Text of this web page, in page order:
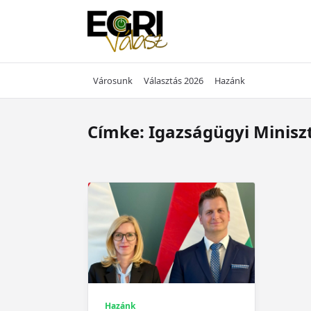
Városunk Választás 2026 Hazánk
Címke: Igazságügyi
Hazánk